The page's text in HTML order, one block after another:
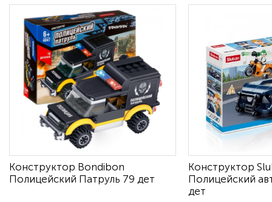
Конструктор Bondibon
Полицейский Патруль 79 дет
Конструктор
Полицейский
дет